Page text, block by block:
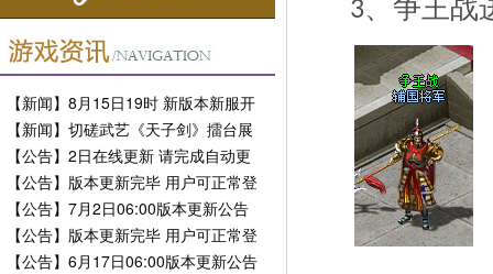
【新闻】8月15日19时 新版本新服开
启【新闻】切磋武艺《天子剑》擂台展
现风采
【公告】2日在线更新 请完成自动更
新【公告】版本更新完毕 用户可正常登
陆【公告】7月2日06:00版本更新公告
【公告】版本更新完毕 用户可正常登
陆【公告】6月17日06:00版本更新公告
3、争王战